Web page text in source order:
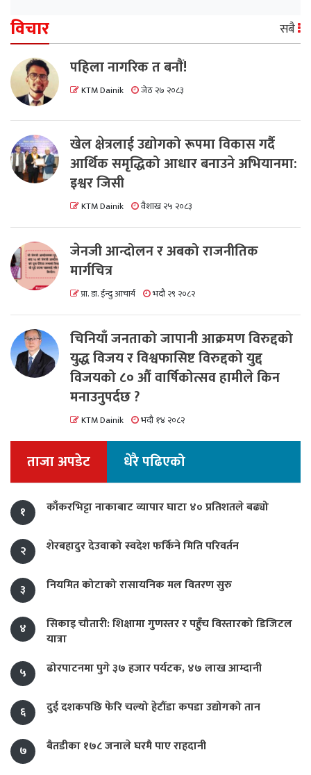
विचार सबै
पहिला नागरिक त बनाैं!
KTM Dainik जेठ २७ २०८३
खेल क्षेत्रलाई उद्योगको रूपमा विकास गर्दै
आर्थिक समृद्धिको आधार बनाउने अभियानमा:
इश्वर जिसी
KTM Dainik वैशाख २५ २०८३
जेनजी आन्दोलन र अबको राजनीतिक
मार्गचित्र
प्रा. डा. ईन्दु आचार्य भदौ २९ २०८२
चिनियाँ जनताको जापानी आक्रमण विरुद्दको
युद्ध विजय र विश्वफासिष्ट विरुद्दको युद्द
विजयको ८० औं वार्षिकोत्सव हामीले किन
मनाउनुपर्दछ ?
KTM Dainik भदौ १४ २०८२
ताजा अपडेट धेरै पढिएको
१ काँकरभिट्टा नाकाबाट व्यापार घाटा ४० प्रतिशतले बढ्यो
२ शेरबहादुर देउवाको स्वदेश फर्किने मिति परिवर्तन
३ नियमित कोटाको रासायनिक मल वितरण सुरु
४
सिकाइ चौतारी: शिक्षामा गुणस्तर र पहुँच विस्तारको डिजिटल
यात्रा
५
ढोरपाटनमा पुगे ३७ हजार पर्यटक, ४७ लाख आम्दानी
६ दुई दशकपछि फेरि चल्यो हेटौंडा कपडा उद्योगको तान
७ बैतडीका १७८ जनाले घरमै पाए राहदानी